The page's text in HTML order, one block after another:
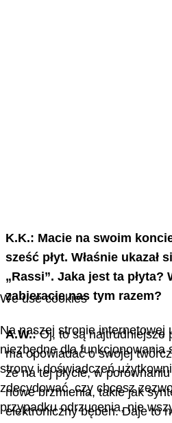
K.K.: Macie na swoim
sześć płyt. Właśnie ukazał
„Rassi”. Jaka jest ta płyta?
zabieracie nas tym razem?
A.W.:Oj, to są najtrudniejsze
ma opowiadać o swojej
że na tej płycie, w
nowe brzmienia, takie jak
elektroniczny bęben. Daje to
We use cookies
Na naszej stronie internetowej
niezbędne dla funkcjonowania
strony i doświadczeń
zdecydować, czy chcesz
przypadku odrzucenia, nie